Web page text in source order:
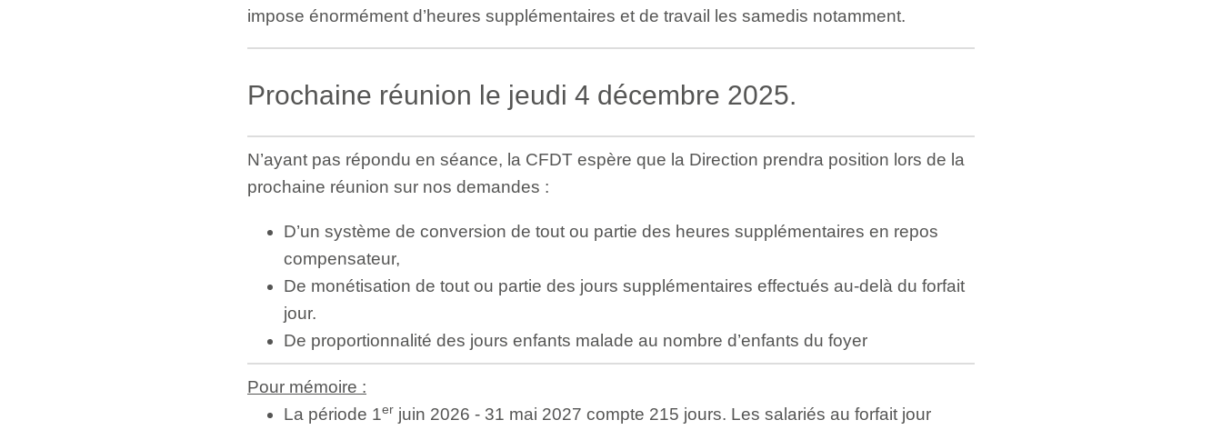
impose énormément d’heures supplémentaires et de travail les samedis notamment.
Prochaine réunion le jeudi 4 décembre 2025.
N’ayant pas répondu en séance, la CFDT espère que la Direction prendra position lors de la
prochaine réunion sur nos demandes :
D’un système de conversion de tout ou partie des heures supplémentaires en repos
compensateur,
De monétisation de tout ou partie des jours supplémentaires effectués au-delà du forfait
jour.
De proportionnalité des jours enfants malade au nombre d’enfants du foyer
Pour mémoire :
La période 1er juin 2026 - 31 mai 2027 compte 215 jours. Les salariés au forfait jour